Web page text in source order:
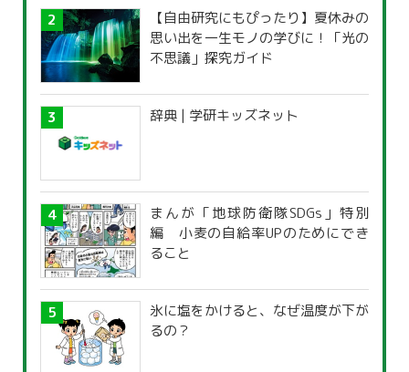
【自由研究にもぴったり】夏休みの
思い出を一生モノの学びに！「光の
不思議」探究ガイド
辞典 | 学研キッズネット
まんが「地球防衛隊SDGs」特別
編 小麦の自給率UPのためにでき
ること
氷に塩をかけると、なぜ温度が下が
るの？